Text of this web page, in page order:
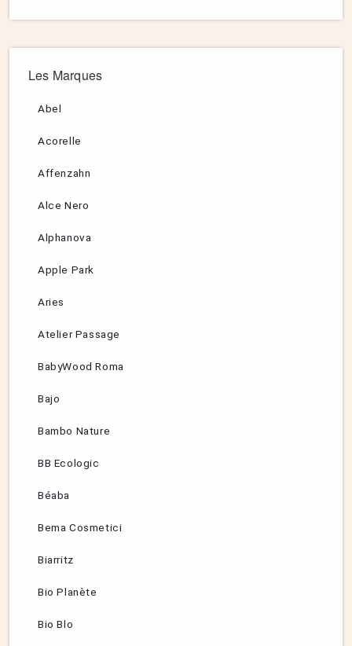
Les Marques
Abel
Acorelle
Affenzahn
Alce Nero
Alphanova
Apple Park
Aries
Atelier Passage
BabyWood Roma
Bajo
Bambo Nature
BB Ecologic
Béaba
Bema Cosmetici
Biarritz
Bio Planète
Bio Blo